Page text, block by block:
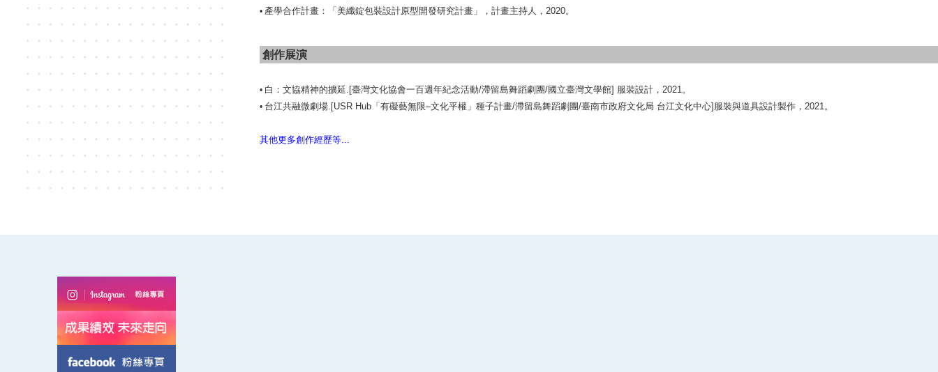
• 產學合作計畫： 「美纖錠包裝設計原型開發研究計畫」，計畫主持人， 2020。
創作展演
• 白：文協精神的擴延.[臺灣文化協會一百週年紀念活動/滯留島舞蹈劇團/國立臺灣文學館] 服裝設計， 2021。
• 台江共融微劇場.[USR Hub 「有礙藝無限–文化平權」種子計畫/滯留島舞蹈劇團/臺南市政府文化局 台江文化中心] 服裝與道具設計製作， 2021。
其他更多創作經歷等...